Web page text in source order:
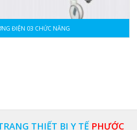
ĐIỆN 03 CHỨC NĂNG
THIẾT BỊ Y TẾ PHƯỚC